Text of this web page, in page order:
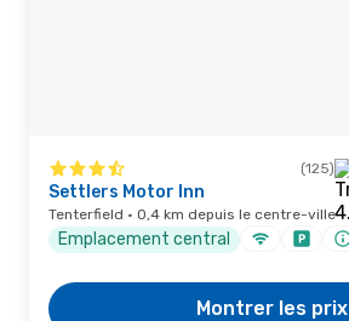
(125)
Settlers Motor Inn
Tenterfield · 0,4 km depuis le centre-ville
Emplacement central
Montrer les prix